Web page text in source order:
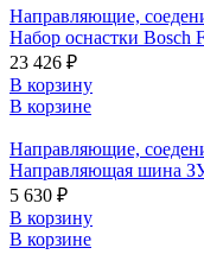
Направляющие,
Набор оснастки Bosch
23 426 ₽
В корзину
В корзине
Направляющие,
Направляющая шина
5 630 ₽
В корзину
В корзине